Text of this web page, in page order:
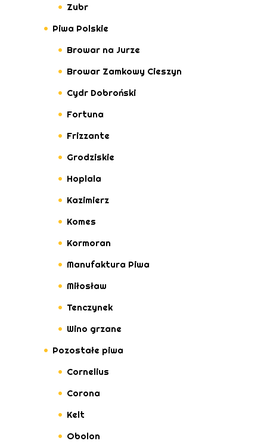
Zubr
Piwa Polskie
Browar na Jurze
Browar Zamkowy Cieszyn
Cydr Dobroński
Fortuna
Frizzante
Grodziskie
Hoplala
Kazimierz
Komes
Kormoran
Manufaktura Piwa
Miłosław
Tenczynek
Wino grzane
Pozostałe piwa
Cornelius
Corona
Kelt
Obolon